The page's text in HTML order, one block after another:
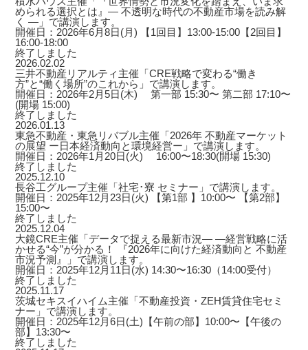
められる選択とは』― 不透明な時代の不動産市場を読み解
く ―」で講演します。
開催日：2026年6月8日(月) 【1回目】13:00-15:00【2回目】
16:00-18:00
終了しました
2026.02.02
三井不動産リアルティ主催「CRE戦略で変わる“働き
方”と“働く場所”のこれから」で講演します。
開催日：2026年2月5日(木) 第一部 15:30〜 第二部 17:10〜
(開場 15:00)
終了しました
2026.01.13
東急不動産・東急リバブル主催「2026年 不動産マーケット
の展望 ー日本経済動向と環境経営ー」で講演します。
開催日：2026年1月20日(火) 16:00〜18:30(開場 15:30)
終了しました
2025.12.10
長谷工グループ主催「社宅･寮 セミナー」で講演します。
開催日：2025年12月23日(火) 【第1部 】10:00〜 【第2部】
15:00〜
終了しました
2025.12.04
大鏡CRE主催「データで捉える最新市況― ―経営戦略に活
かせる“今”が分かる！ 『2026年に向けた経済動向と 不動産
市況予測』」で講演します。
開催日：2025年12月11日(水) 14:30〜16:30（14:00受付）
終了しました
2025.11.17
茨城セキスイハイム主催「不動産投資・ZEH賃貸住宅セミ
ナー」で講演します。
開催日：2025年12月6日(土)【午前の部】10:00〜【午後の
部】13:30〜
終了しました